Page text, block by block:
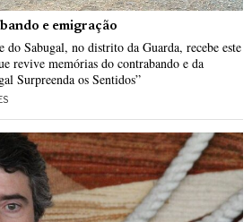
e emigração
Sabugal, no distrito da Guarda, recebe este
revive memórias do contrabando e da
Surpreenda os Sentidos”